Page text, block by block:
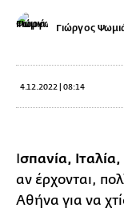
Γιώργος
4.12.2022 | 08:14
Ισπανία,
αν έρχονται,
Αθήνα για να